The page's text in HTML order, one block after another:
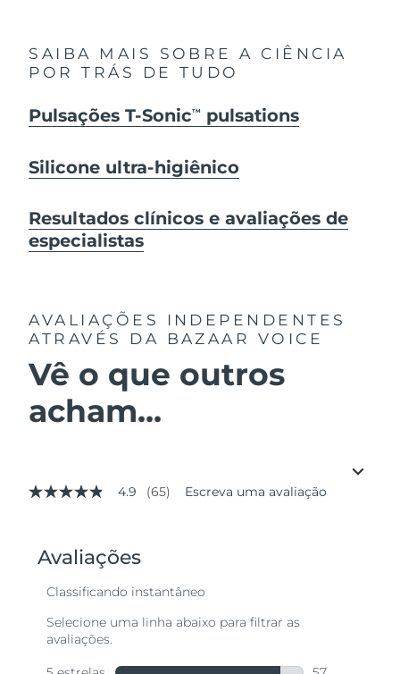
SAIBA MAIS SOBRE A CIÊNCIA
POR TRÁS DE TUDO
Pulsações T-SonicTM pulsations
Silicone ultra-higiênico
Resultados clínicos e avaliações de
especialistas
AVALIAÇÕES INDEPENDENTES
ATRAVÉS DA BAZAAR VOICE
Vê o que outros
acham...
4.9
valor
médio
avaliação.
Reviews.
abre
4.9 (65) Escreva uma avaliação